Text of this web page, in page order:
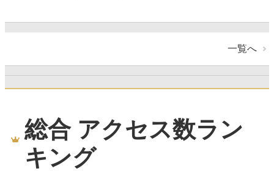
一覧へ
総合 アクセス数ラン
キング